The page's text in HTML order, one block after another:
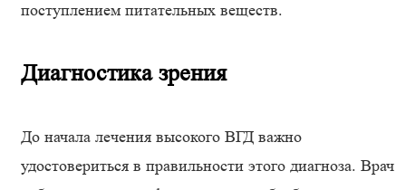
поступлением питательных веществ.
Диагностика зрения
До начала лечения высокого ВГД важно
удостовериться в правильности этого диагноза. Врач